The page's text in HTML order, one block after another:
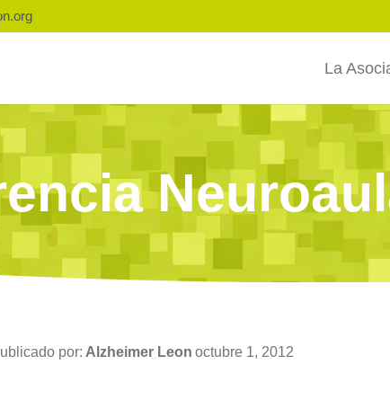
La
por: Alzheimer Leon octubre 1, 2012